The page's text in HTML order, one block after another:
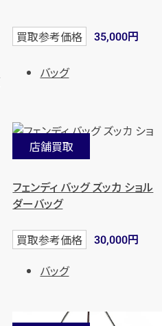
買取参考価格 35,000円
バッグ
店舗買取
フェンディ バッグ ズッカ ショル
ダーバッグ
買取参考価格 30,000円
バッグ